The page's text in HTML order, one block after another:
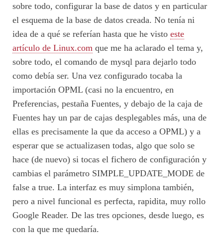
sobre todo, configurar la base de datos y en particular
el esquema de la base de datos creada. No tenía ni
idea de a qué se referían hasta que he visto este
artículo de Linux.com que me ha aclarado el tema y,
sobre todo, el comando de mysql para dejarlo todo
como debía ser. Una vez configurado tocaba la
importación OPML (casi no la encuentro, en
Preferencias, pestaña Fuentes, y debajo de la caja de
Fuentes hay un par de cajas desplegables más, una de
ellas es precisamente la que da acceso a OPML) y a
esperar que se actualizasen todas, algo que solo se
hace (de nuevo) si tocas el fichero de configuración y
cambias el parámetro SIMPLE_UPDATE_MODE de
false a true. La interfaz es muy simplona también,
pero a nivel funcional es perfecta, rapidita, muy rollo
Google Reader. De las tres opciones, desde luego, es
con la que me quedaría.